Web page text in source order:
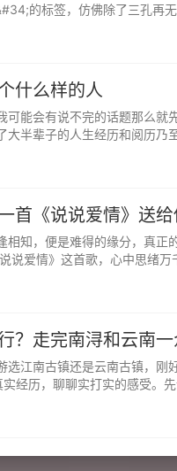
得累不累，摔得痛不痛
须苦一点。
之物；人生最大的悲哀
当下，真实地活在今天。
一件事，其实不难。难的
，坚韧地往前走。
美无缺的选择。你不可
你的。你要学会权衡利
，然后，心平气和。因为
的标签，仿佛除了三孔再
什么样的人
可能会有说不完的话题那么就
大半辈子的人生经历和阅历乃
首《说说爱情》送
经得起岁月考验
相知，便是难得的缘分，真正
说爱情》这首歌，心中思绪
？走完南浔和云南
选江南古镇还是云南古镇，刚
经历，聊聊实打实的感受。